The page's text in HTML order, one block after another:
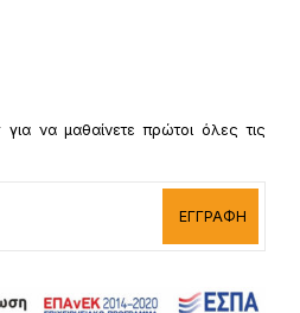
να μαθαίνετε πρώτοι όλες τις
ΕΓΓΡΑΦΗ